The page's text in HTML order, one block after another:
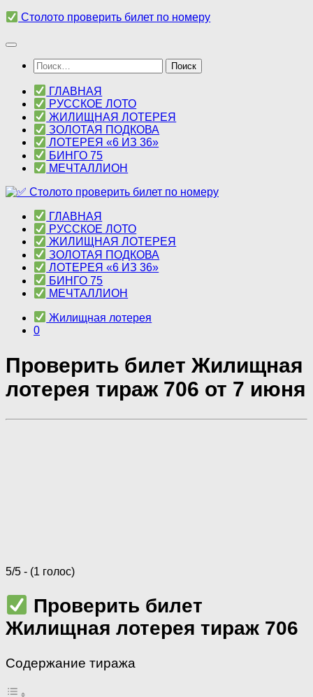
Перейти
содержимому
Столото проверить билет по номеру
Найти:
ГЛАВНАЯ
РУССКОЕ ЛОТО
ЖИЛИЩНАЯ ЛОТЕРЕЯ
ЗОЛОТАЯ ПОДКОВА
ЛОТЕРЕЯ «6 ИЗ 36»
БИНГО 75
МЕЧТАЛЛИОН
ГЛАВНАЯ
РУССКОЕ ЛОТО
ЖИЛИЩНАЯ ЛОТЕРЕЯ
ЗОЛОТАЯ ПОДКОВА
ЛОТЕРЕЯ «6 ИЗ 36»
БИНГО 75
МЕЧТАЛЛИОН
Жилищная лотерея
0
Проверить билет Жилищная
лотерея тираж 706 от 7 июня
5/5 - (1 голос)
Проверить билет
Жилищная лотерея тираж 706
Содержание тиража